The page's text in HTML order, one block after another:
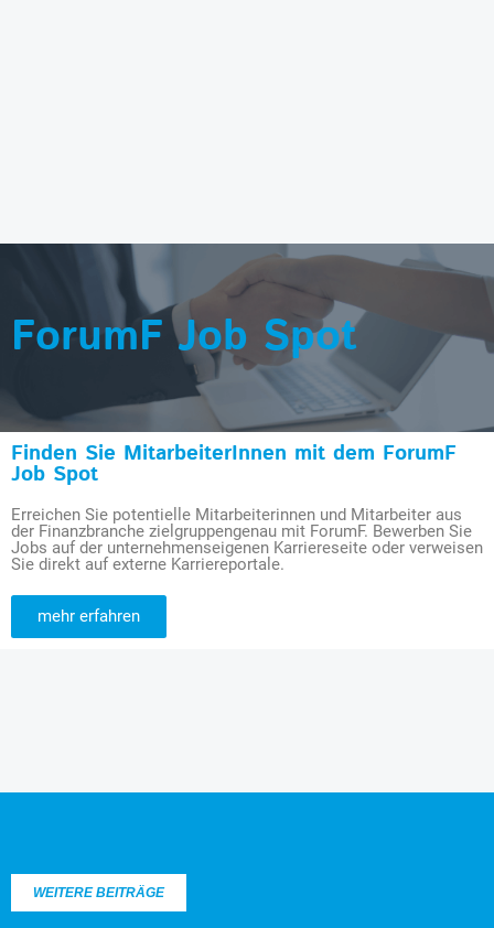
ForumF Job Spot
Finden Sie MitarbeiterInnen mit dem ForumF
Job Spot
Erreichen Sie potentielle Mitarbeiterinnen und Mitarbeiter aus
der Finanzbranche zielgruppengenau mit ForumF. Bewerben Sie
Jobs auf der unternehmenseigenen Karriereseite oder verweisen
Sie direkt auf externe Karriereportale.
mehr erfahren
WEITERE BEITRÄGE